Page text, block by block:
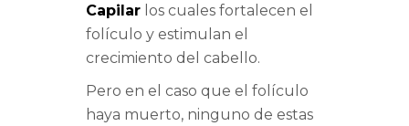
Capilar los cuales fortalecen el
folículo y estimulan el
crecimiento del cabello.
Pero en el caso que el folículo
haya muerto, ninguno de estas